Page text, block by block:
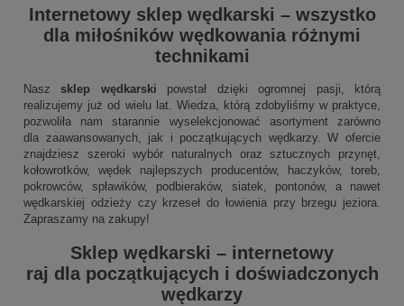
Internetowy sklep wędkarski – wszystko
dla miłośników wędkowania różnymi
technikami
Naszsklep wędkarski powstał dzięki ogromnej pasji, którą
realizujemy już od wielu lat. Wiedza, którą zdobyliśmy w praktyce,
pozwoliła nam starannie wyselekcjonować asortyment zarówno
dla zaawansowanych, jak i początkujących wędkarzy. W ofercie
znajdziesz szeroki wybór naturalnych oraz sztucznych przynęt,
kołowrotków, wędek najlepszych producentów, haczyków, toreb,
pokrowców, spławików, podbieraków, siatek, pontonów, a nawet
wędkarskiej odzieży czy krzeseł do łowienia przy brzegu jeziora.
Zapraszamy na zakupy!
Sklep wędkarski – internetowy
raj dla początkujących i doświadczonych
wędkarzy